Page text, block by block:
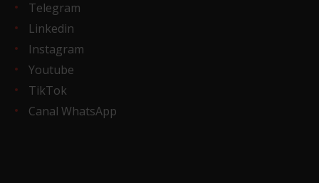
Telegram
Linkedin
Instagram
Youtube
TikTok
Canal WhatsApp